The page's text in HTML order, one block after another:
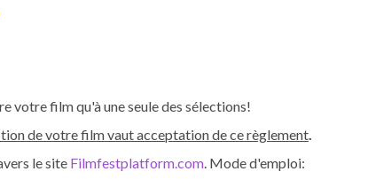
votre film qu'à une seule des sélections!
de votre film vaut acceptation de ce règlement.
le site Filmfestplatform.com. Mode d'emploi: